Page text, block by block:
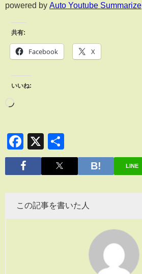
powered by Auto Youtube Summarize
共有:
Facebook X
いいね:
Facebook
X
有
LINE
この記事を書いた人